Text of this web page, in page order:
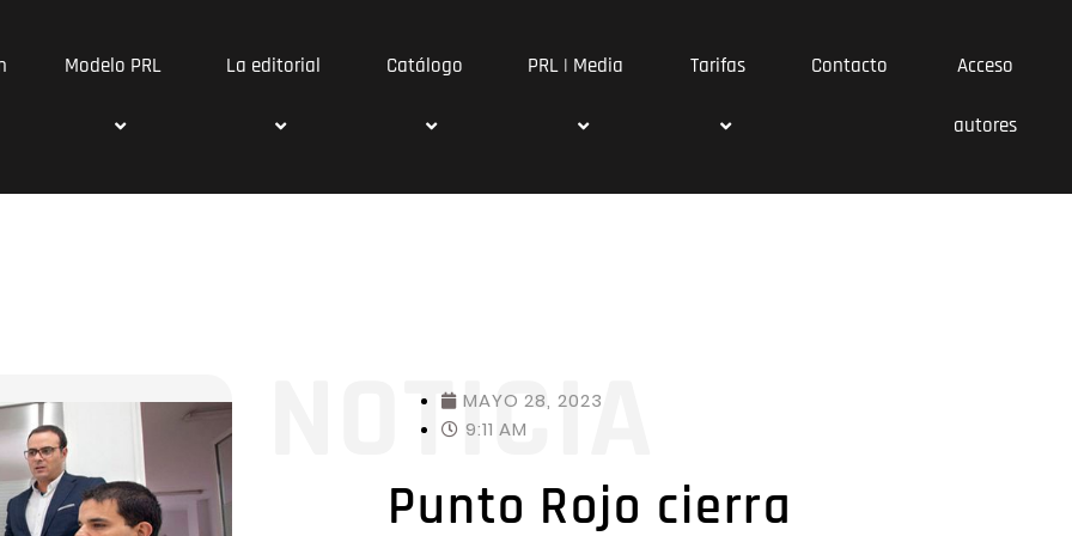
Modelo PRL La editorial Catálogo PRL | Media Tarifas Contacto Acceso
autores
NOTICIA
MAYO 28, 2023
9:11 AM
Punto Rojo cierra